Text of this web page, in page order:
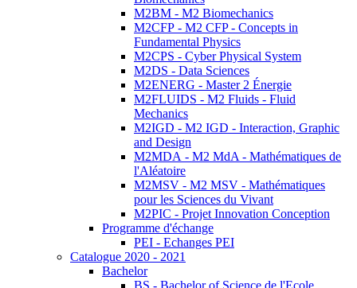
M2BM - M2 Biomechanics
M2CFP - M2 CFP - Concepts in
Fundamental Physics
M2CPS - Cyber Physical System
M2DS - Data Sciences
M2ENERG - Master 2 Énergie
M2FLUIDS - M2 Fluids - Fluid
Mechanics
M2IGD - M2 IGD - Interaction, Graphic
and Design
M2MDA - M2 MdA - Mathématiques de
l'Aléatoire
M2MSV - M2 MSV - Mathématiques
pour les Sciences du Vivant
M2PIC - Projet Innovation Conception
Programme d'échange
PEI - Echanges PEI
Catalogue 2020 - 2021
Bachelor
BS - Bachelor of Science de l'Ecole